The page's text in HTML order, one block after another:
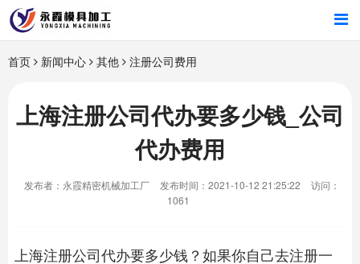
首页
产品中心
关于我们
首页 新闻中心 其他 注册公司费用
上海注册公司代办要多少钱_公司
代办费用
发布者：永霞精密机械加工厂 发布时间：2021-10-12 21:25:22
访问：
1061
上海注册公司代办要多少钱？如果你自己去注册一